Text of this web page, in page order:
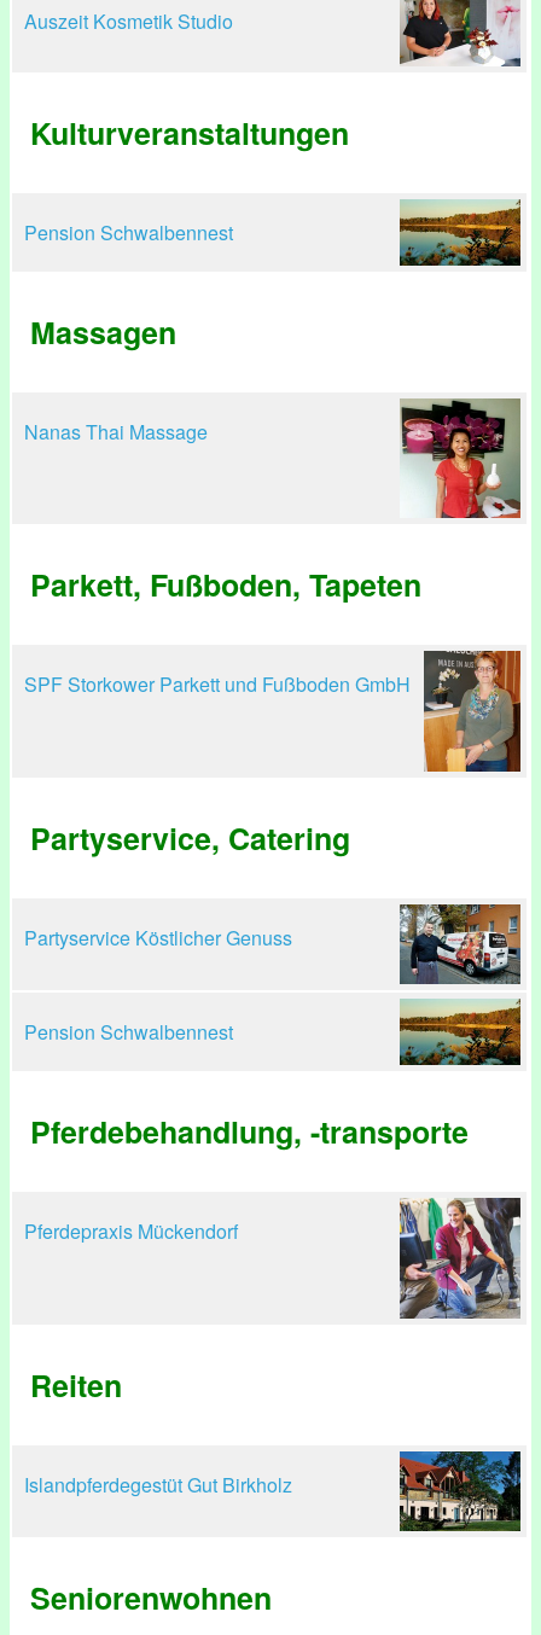
Auszeit Kosmetik Studio
Kulturveranstaltungen
Pension Schwalbennest
Massagen
Nanas Thai Massage
Parkett, Fußboden, Tapeten
SPF Storkower Parkett und Fußboden GmbH
Partyservice, Catering
Partyservice Köstlicher Genuss
Pension Schwalbennest
Pferdebehandlung, -transporte
Pferdepraxis Mückendorf
Reiten
Islandpferdegestüt Gut Birkholz
Seniorenwohnen